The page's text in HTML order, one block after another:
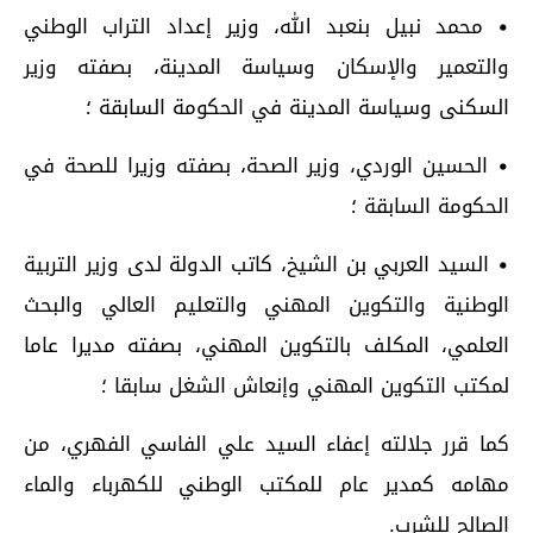
• محمد نبيل بنعبد الله، وزير إعداد التراب الوطني
والتعمير والإسكان وسياسة المدينة، بصفته وزير
السكنى وسياسة المدينة في الحكومة السابقة ؛
• الحسين الوردي، وزير الصحة، بصفته وزيرا للصحة في
الحكومة السابقة ؛
• السيد العربي بن الشيخ، كاتب الدولة لدى وزير التربية
الوطنية والتكوين المهني والتعليم العالي والبحث
العلمي، المكلف بالتكوين المهني، بصفته مديرا عاما
لمكتب التكوين المهني وإنعاش الشغل سابقا ؛
كما قرر جلالته إعفاء السيد علي الفاسي الفهري، من
مهامه كمدير عام للمكتب الوطني للكهرباء والماء
الصالح للشرب.